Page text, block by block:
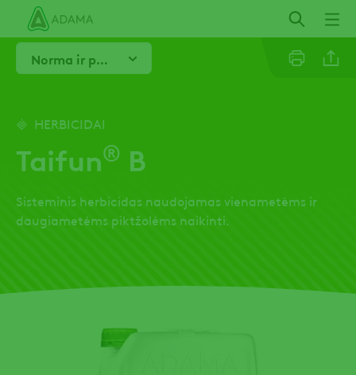
Pereiti
pagrindinį
Norma ir purškimo laikas
HERBICIDAI
Taifun® B
Sisteminis herbicidas naudojamas vienametėms ir
daugiametėms piktžolėms naikinti.